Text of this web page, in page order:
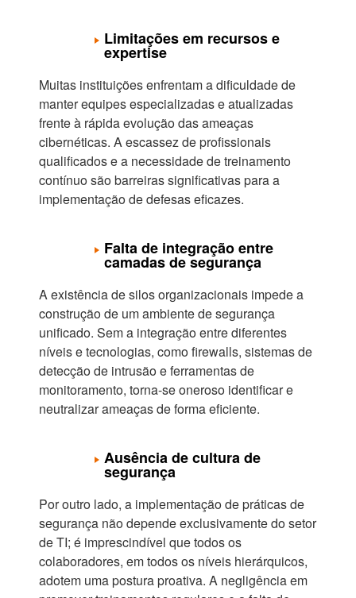
Limitações em recursos e
expertise
Muitas instituições enfrentam a dificuldade de
manter equipes especializadas e atualizadas
frente à rápida evolução das ameaças
cibernéticas. A escassez de profissionais
qualificados e a necessidade de treinamento
contínuo são barreiras significativas para a
implementação de defesas eficazes.
Falta de integração entre
camadas de segurança
A existência de silos organizacionais impede a
construção de um ambiente de segurança
unificado. Sem a integração entre diferentes
níveis e tecnologias, como firewalls, sistemas de
detecção de intrusão e ferramentas de
monitoramento, torna-se oneroso identificar e
neutralizar ameaças de forma eficiente.
Ausência de cultura de
segurança
Por outro lado, a implementação de práticas de
segurança não depende exclusivamente do setor
de TI; é imprescindível que todos os
colaboradores, em todos os níveis hierárquicos,
adotem uma postura proativa. A negligência em